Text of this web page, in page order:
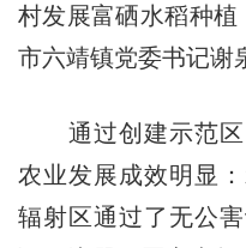
村发展富硒水稻种植
市六靖镇党委书记谢
通过创建示范区
农业发展成效明显
辐射区通过了无公